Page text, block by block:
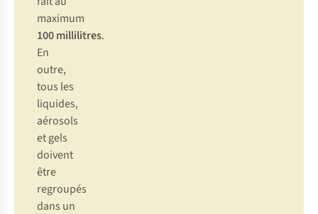
maximum
100 millilitres.
En
outre,
tous les
liquides,
aérosols
et gels
doivent
être
regroupés
dans un